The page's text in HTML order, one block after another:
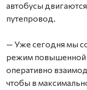
автобусы
путепровод.
— Уже сегодня мы
режим повышенной
оперативно
чтобы в